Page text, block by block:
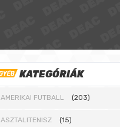
KATEGÓRIÁK
AMERIKAI FUTBALL (203)
ASZTALITENISZ (15)